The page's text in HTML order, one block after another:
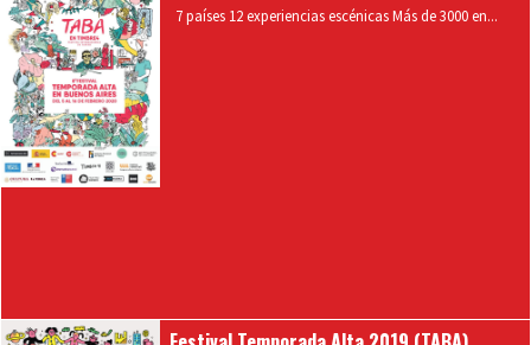
7 países 12 experiencias escénicas Más de 3000 en...